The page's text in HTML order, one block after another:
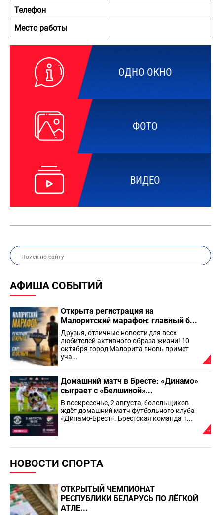
ОДНО ОКНО
ФОТО
ВИДЕО
АФИША СОБЫТИЙ
Открыта регистрация на
Малоритский марафон: главный б...
Друзья, отличные новости для всех
любителей активного образа жизни! 10
октября город Малорита вновь примет
уча...
Домашний матч в Бресте: «Динамо»
сыграет с «Белшиной»...
В воскресенье, 2 августа, болельщиков
ждёт домашний матч футбольного клуба
«Динамо-Брест». Брестская команда п...
НОВОСТИ СПОРТА
ОТКРЫТЫЙ ЧЕМПИОНАТ
РЕСПУБЛИКИ БЕЛАРУСЬ ПО ЛЁГКОЙ
АТЛЕ...
Телефон
Место работы